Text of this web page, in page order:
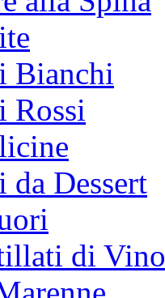
Bianchi
Rossi
da Dessert
di Vino